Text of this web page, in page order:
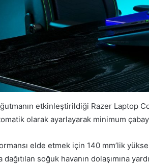
etkinleştirildiği Razer Laptop
olarak ayarlayarak minimum
elde etmek için 140 mm’lik
dağıtılan soğuk havanın dolaşımına